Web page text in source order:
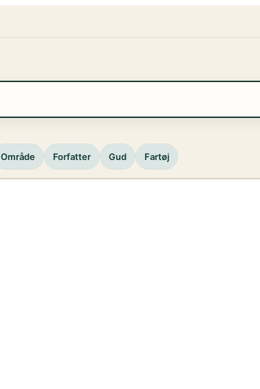
Område Forfatter Gud Fartøj